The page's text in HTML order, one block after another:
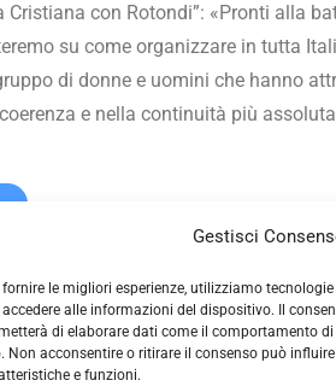
Gestisci
fornire le migliori esperienze, utilizziamo
alle informazioni del dispositivo. Il
di elaborare dati come il comportamento
Non acconsentire o ritirare il consenso può
e funzioni.
Cristiana con Rotondi”: «Pronti alla
su come organizzare in tutta
di donne e uomini che hanno
e nella continuità più